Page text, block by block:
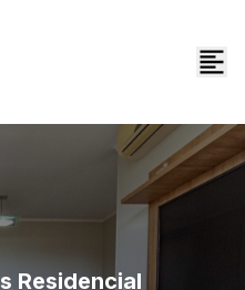
Residencial